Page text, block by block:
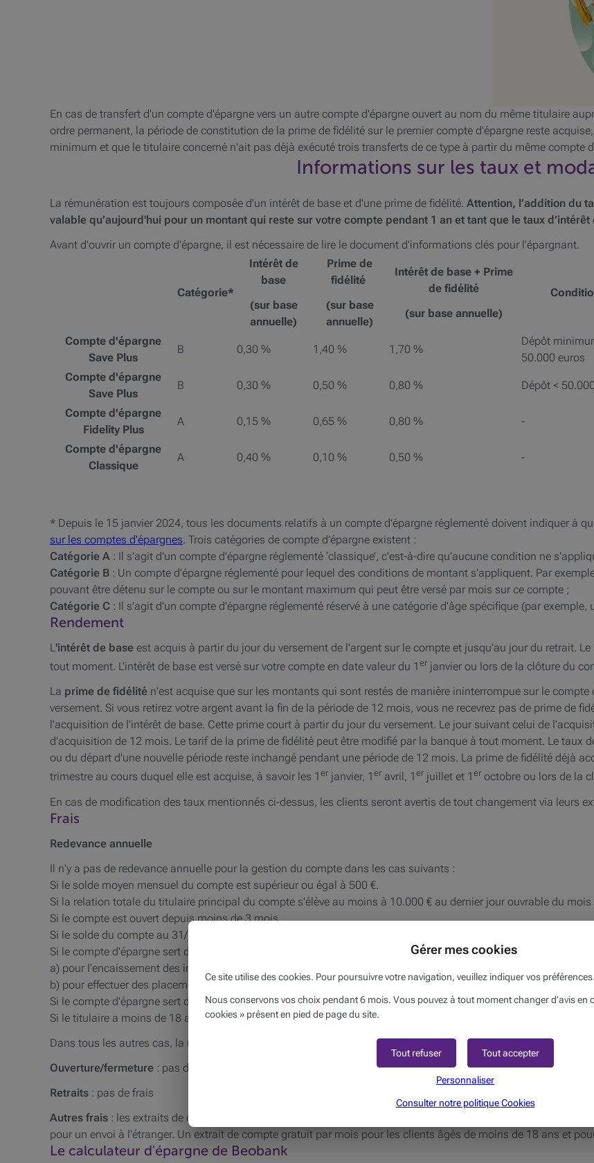
En cas de transfert d'un compte d'épargne vers un autre compte d'épargne ouvert au nom du même titulaire
ordre permanent, la période de constitution de la prime de fidélité sur le premier compte d'épargne reste
minimum et que le titulaire concerné n'ait pas déjà exécuté trois transferts de ce type à partir du même compte
Informations sur les taux et
La rémunération est toujours composée d'un intérêt de base et d'une prime de fidélité. Attention, l’addition du
valable qu’aujourd'hui pour un montant qui reste sur votre compte pendant 1 an et tant que le taux
Avant d'ouvrir un compte d'épargne, il est nécessaire de lire le document d'informations clés pour l'épargnant.
Catégorie*
Intérêt de
base
(sur base
annuelle)
Prime de
fidélité
(sur base
annuelle)
Intérêt de base + Prime
de fidélité
(sur base annuelle)
Compte d'épargne
Save Plus
B 0,30 % 1,40 % 1,70 %
Dépôt
50.000 euros
Compte d'épargne
Save Plus
B 0,30 % 0,50 % 0,80 % Dépôt <
Compte d'épargne
Fidelity Plus
A 0,15 % 0,65 % 0,80 % -
Compte d'épargne
Classique
A 0,40 % 0,10 % 0,50 % -
* Depuis le 15 janvier 2024, tous les documents relatifs à un compte d’épargne réglementé doivent indiquer à
sur les comptes d'épargnes. Trois catégories de compte d’épargne existent :
Catégorie A : Il s’agit d’un compte d’épargne réglementé ‘classique’, c'est-à-dire qu’aucune condition ne
Catégorie B : Un compte d’épargne réglementé pour lequel des conditions de montant s’appliquent. Par
pouvant être détenu sur le compte ou sur le montant maximum qui peut être versé par mois sur ce compte ;
Catégorie C : Il s’agit d’un compte d’épargne réglementé réservé à une catégorie d'âge spécifique (par exemple,
Rendement
L'intérêt de base est acquis à partir du jour du versement de l'argent sur le compte et jusqu'au jour du retrait.
tout moment. L'intérêt de base est versé sur votre compte en date valeur du 1 er janvier ou lors de la clôture du
La prime de fidélité n'est acquise que sur les montants qui sont restés de manière ininterrompue sur le
versement. Si vous retirez votre argent avant la fin de la période de 12 mois, vous ne recevrez pas de prime de
l'acquisition de l'intérêt de base. Cette prime court à partir du jour du versement. Le jour suivant celui de
d'acquisition de 12 mois. Le tarif de la prime de fidélité peut être modifié par la banque à tout moment. Le taux
ou du départ d'une nouvelle période reste inchangé pendant une période de 12 mois. La prime de fidélité déjà
trimestre au cours duquel elle est acquise, à savoir les 1 er janvier, 1 er avril, 1 er juillet et 1 er octobre ou lors de la
En cas de modification des taux mentionnés ci-dessus, les clients seront avertis de tout changement via leurs
Frais
Redevance annuelle
Il n'y a pas de redevance annuelle pour la gestion du compte dans les cas suivants :
Si le solde moyen mensuel du compte est supérieur ou égal à 500 €.
Si la relation totale du titulaire principal du compte s'élève au moins à 10.000 € au dernier jour ouvrable du mois
Si le compte est ouvert depuis moins de 3 mois.
Si le solde du compte au 31/12 de l'année précédente est supérieur à 1.239,47 €.
Si le compte d'épargne sert de compte bénéficiaire
a) pour l'encaissement des intérêts d'un compte à terme ou
b) pour effectuer des placements.
Si le compte d'épargne sert de garantie locative.
Si le titulaire a moins de 18 ans.
Dans tous les autres cas, la redevance annuelle s'élève à 15 €. En cas de fermeture du compte en cours
Ouverture/fermeture : pas de frais
Retraits : pas de frais
Autres frais : les extraits de compte électroniques sont gratuits. L'envoi d'extraits de compte papier est payant :
pour un envoi à l'étranger. Un extrait de compte gratuit par mois pour les clients âgés de moins de 18 ans et
Le calculateur d'épargne de Beobank
Gérer mes cookies
Ce site utilise des cookies. Pour poursuivre votre navigation, veuillez indiquer vos préférences.
Nous conservons vos choix pendant 6 mois. Vous pouvez à tout moment changer d’avis en
cookies » présent en pied de page du site.
Tout accepter
Tout refuser
Personnaliser
Consulter notre politiqueCookies